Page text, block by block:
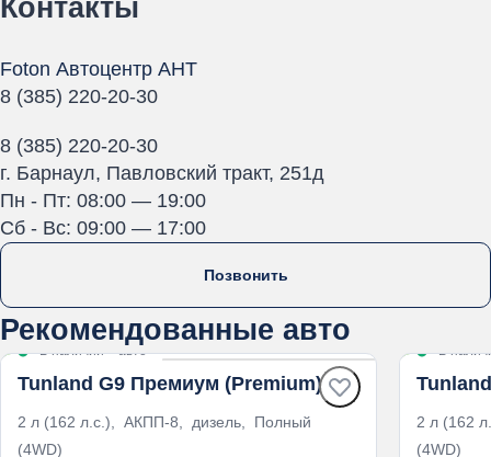
Контакты
Foton Автоцентр АНТ
8 (385) 220-20-30
8 (385) 220-20-30
г. Барнаул, Павловский тракт, 251д
Пн - Пт: 08:00 — 19:00
Cб - Вс: 09:00 — 17:00
Позвонить
Рекомендованные авто
В наличии·авто
Tunland G9 Премиум (Premium)
2 л (162 л.с.), АКПП-8, дизель, Полный
(4WD)
В
2 л (162
(4WD)